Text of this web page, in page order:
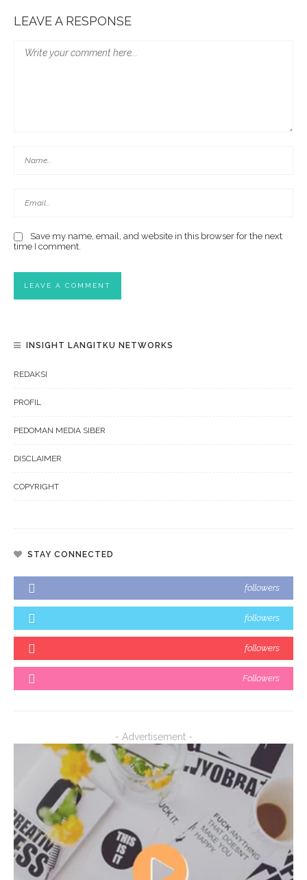
LEAVE A RESPONSE
Save my name, email, and website in this browser for the next
time I comment.
INSIGHT LANGITKU NETWORKS
REDAKSI
PROFIL
PEDOMAN MEDIA SIBER
DISCLAIMER
COPYRIGHT
STAY CONNECTED
followers
followers
followers
Followers
- Advertisement -